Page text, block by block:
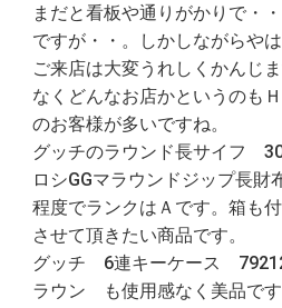
まだと看板や通りがかりで・
ですが・・。しかしながらや
ご来店は大変うれしくかんじ
なくどんなお店かというのも
のお客様が多いですね。
グッチのラウンド長サイフ
ロシGGマラウンドジップ長財
程度でランクはＡです。箱も
させて頂きたい商品です。
グッチ 6連キーケース
ラウン も使用感なく美品で